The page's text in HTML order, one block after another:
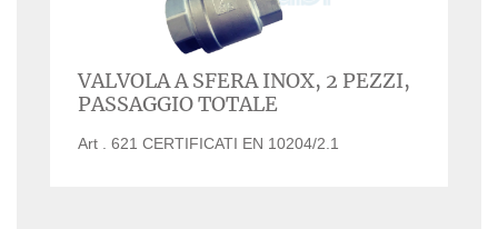
VALVOLA A SFERA INOX, 2 PEZZI,
PASSAGGIO TOTALE
Art . 621 CERTIFICATI EN 10204/2.1